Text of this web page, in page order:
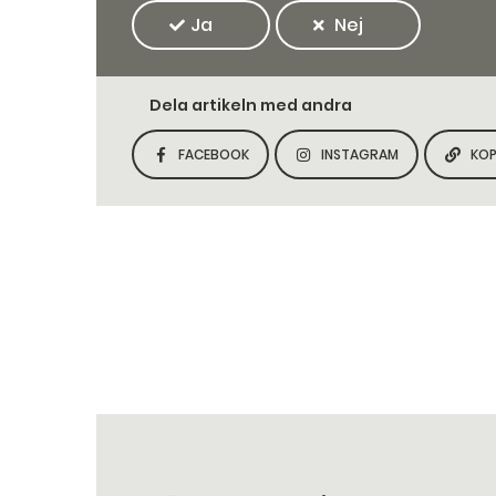
Ja Nej
Dela artikeln med andra
DELA SIDAN PÅ
FACEBOOK
DELA SIDAN PÅ
INSTAGRAM